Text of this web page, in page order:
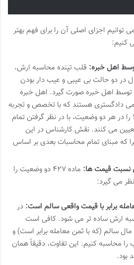
توانیم اجزای اصلی آن را برای فهم بهتر
کنیم:
اهل خبره: قلب تپنده محاسبه ارش،
در دو حالت بی عیبی و عیب دار بودن
توسط اهل خبره صورت گیرد. اهل خبره
دادگستری هستند که با تخصص و تجربه
در هر دو وضعیت، با در نظر گرفتن تمام
می کنند. نقش کارشناس در این
که مبنای تمام محاسبات بعدی بر اساس
نسبت قیمت ها:
ماده ۴۲۷ دو وضعیت را
می گیرد:
برابر با قیمت واقعی سالم است: در
ارش ساده تر می شود. کافی است
سالم (که با ثمن معامله برابر است) و
محاسبه کنیم. این تفاوت، دقیقاً همان
بود.